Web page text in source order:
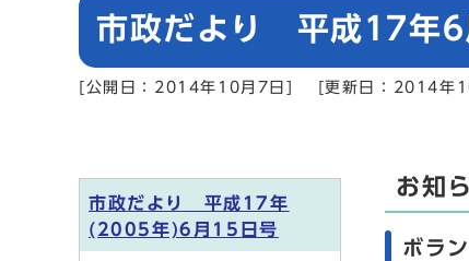
市政だより 平成17年
[公開日：2014年10月7日] [更新日：2014年
お知
ボラ
市政だより 平成17年
(2005年)6月15日号